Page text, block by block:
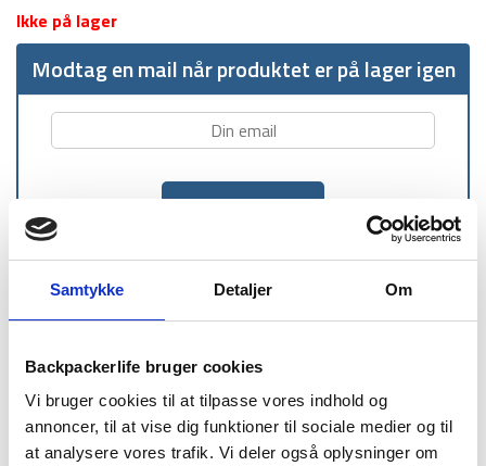
Samtykke Detaljer Om
Backpackerlife bruger cookies
Vi bruger cookies til at tilpasse vores indhold og
annoncer, til at vise dig funktioner til sociale medier og til
at analysere vores trafik. Vi deler også oplysninger om
Ikke på lager
Modtag en mail når produktet er på lager igen
1-2 dages
levering
Fri fragt over
499 kr
100 dages
returret